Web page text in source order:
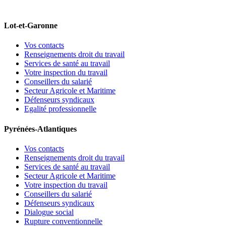
Lot-et-Garonne
Vos contacts
Renseignements droit du travail
Services de santé au travail
Votre inspection du travail
Conseillers du salarié
Secteur Agricole et Maritime
Défenseurs syndicaux
Egalité professionnelle
Pyrénées-Atlantiques
Vos contacts
Renseignements droit du travail
Services de santé au travail
Secteur Agricole et Maritime
Votre inspection du travail
Conseillers du salarié
Défenseurs syndicaux
Dialogue social
Rupture conventionnelle